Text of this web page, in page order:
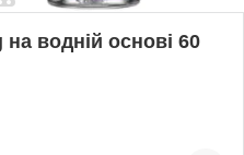
водній основі 60